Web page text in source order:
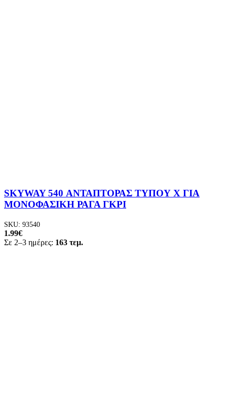
SKYWAY 540 ΑΝΤΑΠΤΟΡΑΣ ΤΥΠΟΥ X ΓΙΑ
ΜΟΝΟΦΑΣΙΚΗ ΡΑΓΑ ΓΚΡΙ
SKU: 93540
1.99€
Σε 2–3 ημέρες: 163 τεμ.